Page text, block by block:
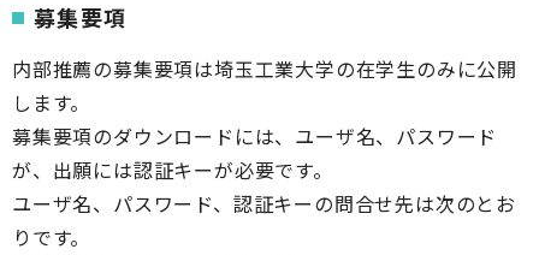
募集要項
内部推薦の募集要項は埼玉工業大学の在学生のみに公開
します。
募集要項のダウンロードには、ユーザ名、パスワード
が、出願には認証キーが必要です。
ユーザ名、パスワード、認証キーの問合せ先は次のとお
りです。